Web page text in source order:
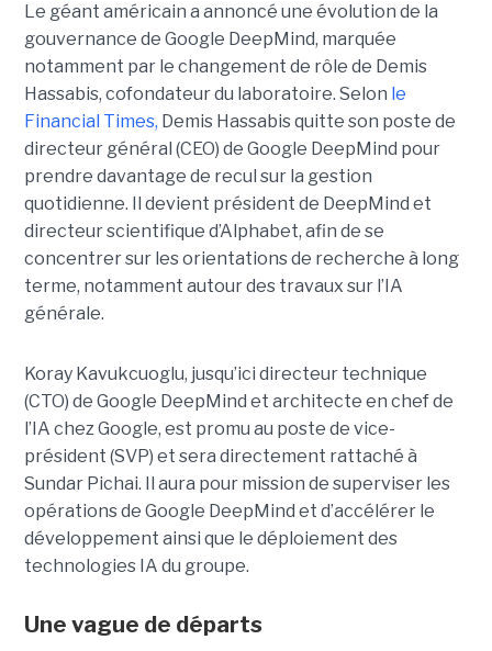
Le géant américain a annoncé une évolution de la
gouvernance de Google DeepMind, marquée
notamment par le changement de rôle de Demis
Hassabis, cofondateur du laboratoire. Selon le
Financial Times, Demis Hassabis quitte son poste de
directeur général (CEO) de Google DeepMind pour
prendre davantage de recul sur la gestion
quotidienne. Il devient président de DeepMind et
directeur scientifique d’Alphabet, afin de se
concentrer sur les orientations de recherche à long
terme, notamment autour des travaux sur l’IA
générale.
Koray Kavukcuoglu, jusqu’ici directeur technique
(CTO) de Google DeepMind et architecte en chef de
l’IA chez Google, est promu au poste de vice-
président (SVP) et sera directement rattaché à
Sundar Pichai. Il aura pour mission de superviser les
opérations de Google DeepMind et d’accélérer le
développement ainsi que le déploiement des
technologies IA du groupe.
Une vague de départs